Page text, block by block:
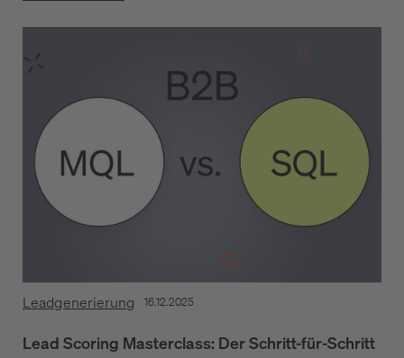
Leadgenerierung 16.12.2025
Lead Scoring Masterclass: Der Schritt-für-Schritt